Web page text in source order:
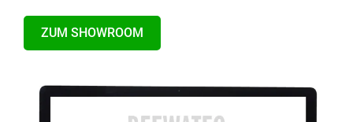
ZUM SHOWROOM